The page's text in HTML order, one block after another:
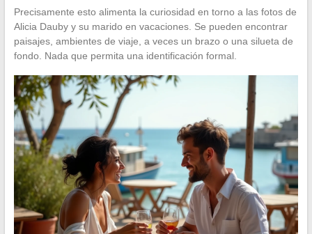
Precisamente esto alimenta la curiosidad en torno a las fotos de
Alicia Dauby y su marido en vacaciones. Se pueden encontrar
paisajes, ambientes de viaje, a veces un brazo o una silueta de
fondo. Nada que permita una identificación formal.